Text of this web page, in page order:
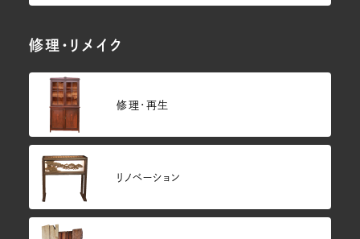
修理・リメイク
修理・再生
リノベーション